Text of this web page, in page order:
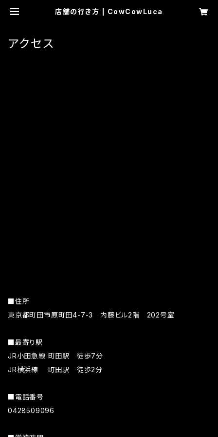
店舗の行き方 | CowCowLuca
アクセス
■住所
東京都町田市原町田4-7-3 内藤ビル2階 202号室
■最寄り駅
JR小田急線 町田駅 徒歩7分
JR横浜線 町田駅 徒歩2分
■電話番号
0428509096